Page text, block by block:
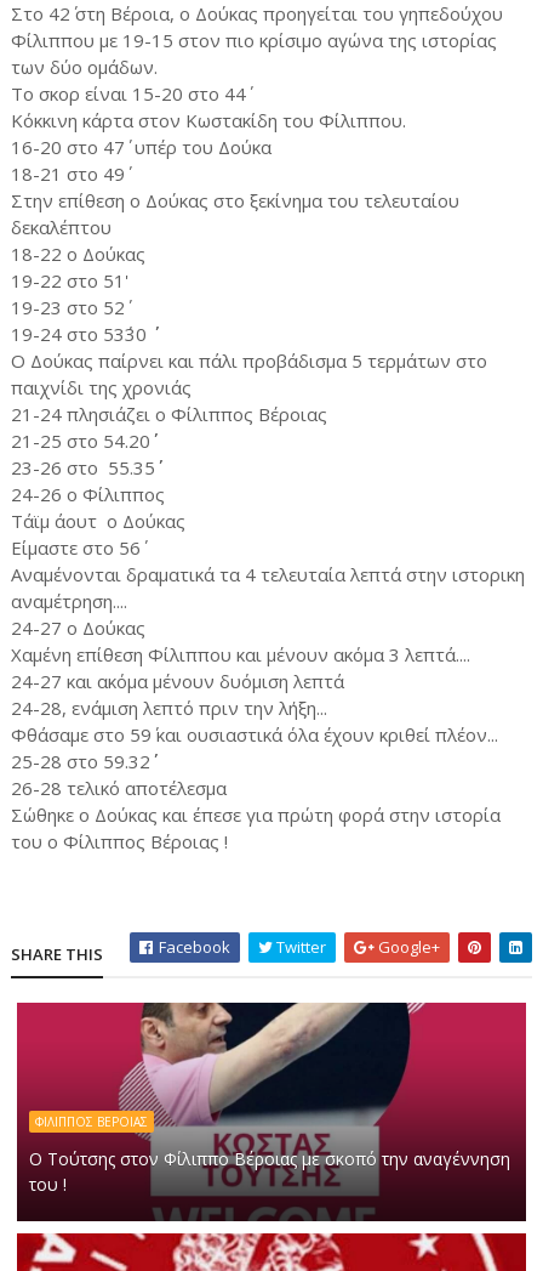
Στο 42΄ στη Βέροια, ο Δούκας προηγείται του γηπεδούχου
Φίλιππου με 19-15 στον πιο κρίσιμο αγώνα της ιστορίας
των δύο ομάδων.
Το σκορ είναι 15-20 στο 44΄
Κόκκινη κάρτα στον Κωστακίδη του Φίλιππου.
16-20 στο 47΄ υπέρ του Δούκα
18-21 στο 49΄
Στην επίθεση ο Δούκας στο ξεκίνημα του τελευταίου
δεκαλέπτου
18-22 ο Δούκας
19-22 στο 51'
19-23 στο 52΄
19-24 στο 53΄30 ΄΄
Ο Δούκας παίρνει και πάλι προβάδισμα 5 τερμάτων στο
παιχνίδι της χρονιάς
21-24 πλησιάζει ο Φίλιππος Βέροιας
21-25 στο 54.20΄΄
23-26 στο 55.35΄΄
24-26 ο Φίλιππος
Τάϊμ άουτ ο Δούκας
Είμαστε στο 56΄
Αναμένονται δραματικά τα 4 τελευταία λεπτά στην ιστορικη
αναμέτρηση....
24-27 ο Δούκας
Χαμένη επίθεση Φίλιππου και μένουν ακόμα 3 λεπτά....
24-27 και ακόμα μένουν δυόμιση λεπτά
24-28, ενάμιση λεπτό πριν την λήξη...
Φθάσαμε στο 59΄ και ουσιαστικά όλα έχουν κριθεί πλέον...
25-28 στο 59.32΄΄
26-28 τελικό αποτέλεσμα
Σώθηκε ο Δούκας και έπεσε για πρώτη φορά στην ιστορία
του ο Φίλιππος Βέροιας !
SHARE THIS Facebook Twitter Google+
ΦΙΛΙΠΠΟΣ ΒΕΡΟΙΑΣ
Ο Τούτσης στον Φίλιππο Βέροιας με σκοπό την αναγέννηση
του !